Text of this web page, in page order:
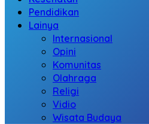
Pendidikan
Lainya
Internasional
Opini
Komunitas
Olahraga
Religi
Vidio
Wisata Budaya